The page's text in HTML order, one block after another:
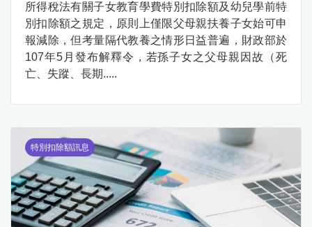
所得稅法有關子女教育學費特別扣除額及幼兒學前特
別扣除額之規定，原則上僅限父母親扶養子女始可申
報減除，但考量隔代教養之情形日益普遍，財政部於
107年5月發布解釋令，若孫子女之父母親因故（死
亡、失蹤、長期.....
特別扣除額訊息